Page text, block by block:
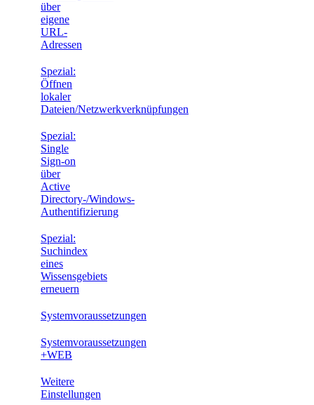
über
eigene
URL-
Adressen
Spezial:
Öffnen
lokaler
Dateien/Netzwerkverknüpfungen
Spezial:
Single
Sign-on
über
Active
Directory-/Windows-
Authentifizierung
Spezial:
Suchindex
eines
Wissensgebiets
erneuern
Systemvoraussetzungen
Systemvoraussetzungen
+WEB
Weitere
Einstellungen